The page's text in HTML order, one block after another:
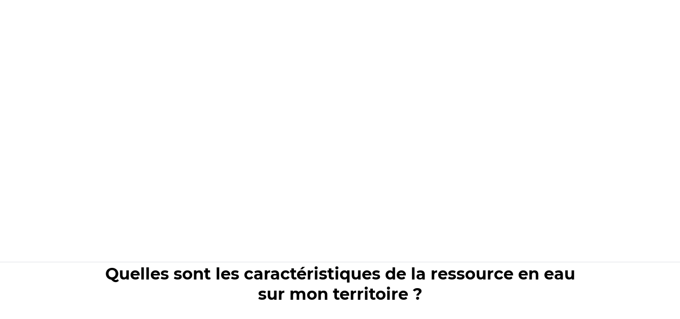
Quelles sont les caractéristiques de la ressource en eau
sur mon territoire ?